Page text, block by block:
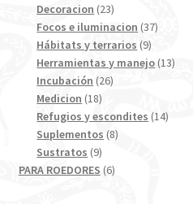
Decoracion 2323
productos
Focos e iluminacion 3737
Hábitats y terrarios 99
productos
Herramientas y manejo 1313
Incubación 2626
Medicion 1818
productos
Refugios y escondites 1414
Suplementos 88
Sustratos 99
productos
PARA ROEDORES 66